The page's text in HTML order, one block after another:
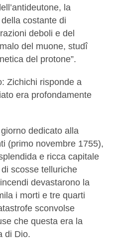
la
costante di
deboli e del
del muone, studî
del protone”.
Zichichi risponde a
era profondamente
dedicato alla
(primo novembre 1755),
e ricca capitale
scosse telluriche
devastarono la
i morti e tre quarti
sconvolse
che questa era la
di Dio.